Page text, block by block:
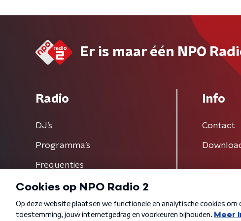
Er is maar één NPO
Radio
DJ’s
Programma's
Frequenties
Info
Contact